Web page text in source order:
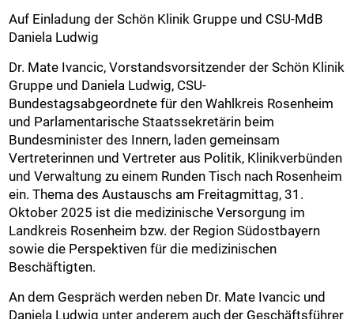
Auf Einladung der Schön Klinik Gruppe und CSU-MdB
Daniela Ludwig
Dr. Mate Ivancic, Vorstandsvorsitzender der Schön Klinik
Gruppe und Daniela Ludwig, CSU-
Bundestagsabgeordnete für den Wahlkreis Rosenheim
und Parlamentarische Staatssekretärin beim
Bundesminister des Innern, laden gemeinsam
Vertreterinnen und Vertreter aus Politik, Klinikverbünden
und Verwaltung zu einem Runden Tisch nach Rosenheim
ein. Thema des Austauschs am Freitagmittag, 31.
Oktober 2025 ist die medizinische Versorgung im
Landkreis Rosenheim bzw. der Region Südostbayern
sowie die Perspektiven für die medizinischen
Beschäftigten.
An dem Gespräch werden neben Dr. Mate Ivancic und
Daniela Ludwig unter anderem auch der Geschäftsführer